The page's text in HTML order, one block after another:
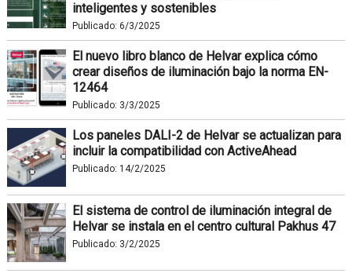
inteligentes y sostenibles
Publicado: 6/3/2025
El nuevo libro blanco de Helvar explica cómo
crear diseños de iluminación bajo la norma EN-
12464
Publicado: 3/3/2025
Los paneles DALI-2 de Helvar se actualizan para
incluir la compatibilidad con ActiveAhead
Publicado: 14/2/2025
El sistema de control de iluminación integral de
Helvar se instala en el centro cultural Pakhus 47
Publicado: 3/2/2025